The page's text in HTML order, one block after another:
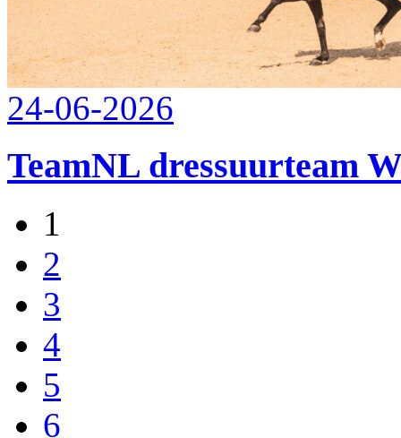
24-06-2026
TeamNL dressuurteam
1
2
3
4
5
6